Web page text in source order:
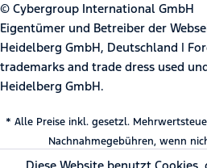
© Cybergroup International GmbH
Eigentümer und Betreiber der
Heidelberg GmbH, Deutschland |
trademarks and trade dress used
Heidelberg GmbH.
* Alle Preise inkl. gesetzl.
Nachnahmegebühren, wenn